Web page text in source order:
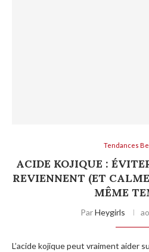
Tendances
ACIDE KOJIQUE :
REVIENNENT (ET
MÊME
ParHeygirls
L’acide kojique peut vraiment aider